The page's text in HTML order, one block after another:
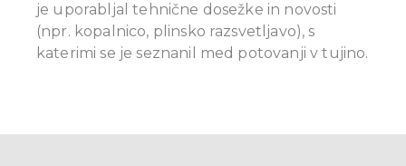
je uporabljal tehnične dosežke in novosti
(npr. kopalnico, plinsko razsvetljavo), s
katerimi se je seznanil med potovanji v tujino.